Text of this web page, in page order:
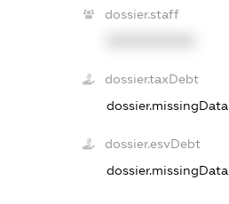
dossier.staff
dossier.taxDebt
dossier.missingData
dossier.esvDebt
dossier.missingData